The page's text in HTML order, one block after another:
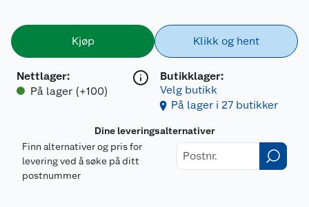
Kjøp
Nettlager:
På lager (+100)
Klikk og hent
Butikklager:
Velg butikk
På lager i 27 butikker
Dine leveringsalternativer
Finn alternativer og pris for
levering ved å søke på ditt
postnummer